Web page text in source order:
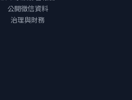
公開徵信資料
治理與財務